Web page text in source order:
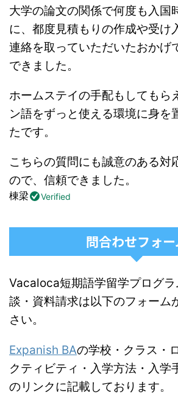
大学の論文の関係で何度も入国
に、都度見積もりの作成や受け
連絡を取っていただいたおかげ
できました。
ホームステイの手配もしてもら
ン語をずっと使える環境に身を
たです。
こちらの質問にも誠意のある対
ので、信頼できました。
棟梁 Verified
問合わせフォー
Vacaloca短期語学留学プログ
談・資料請求は以下のフォーム
さい。
Expanish BAの学校・クラス・
クティビティ・入学方法・入学
のリンクに記載しております。